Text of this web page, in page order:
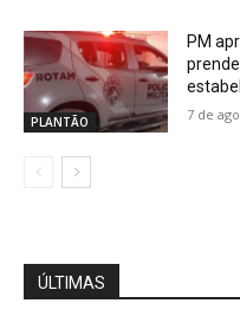
PLANTÃO
PM
7 de
ÚLTIMAS